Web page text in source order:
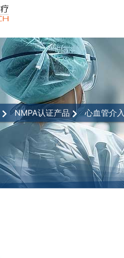
NMPA认证产品 心血管介入